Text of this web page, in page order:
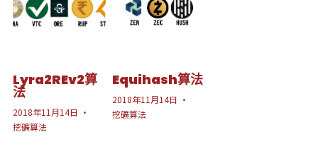
Lyra2REv2算
法
2018年11月14日 ·
挖礦算法
Equihash算法
2018年11月14日 ·
挖礦算法